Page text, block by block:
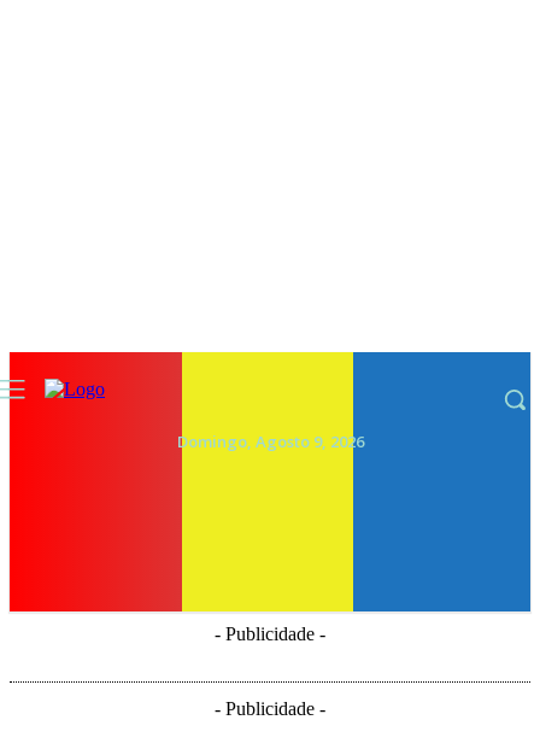
Domingo, Agosto 9, 2026
- Publicidade -
- Publicidade -